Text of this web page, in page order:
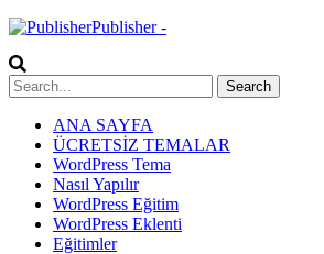
Publisher -
ANA SAYFA
ÜCRETSİZ TEMALAR
WordPress Tema
Nasıl Yapılır
WordPress Eğitim
WordPress Eklenti
Eğitimler